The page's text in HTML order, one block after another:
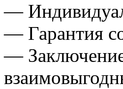
—
— Гарантия
—